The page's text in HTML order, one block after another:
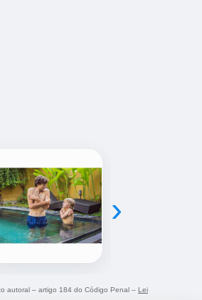
›
autoral – artigo 184 do Código Penal – Lei